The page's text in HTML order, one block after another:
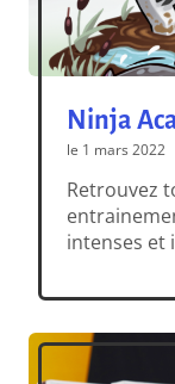
Ninja
le 1 mars 2022
Retrouvez
intenses et